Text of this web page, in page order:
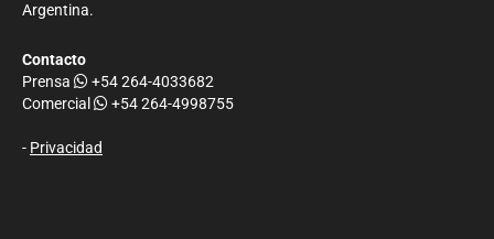
Argentina.
Contacto
Prensa
+54 264-4033682
Comercial
+54 264-4998755
- Privacidad